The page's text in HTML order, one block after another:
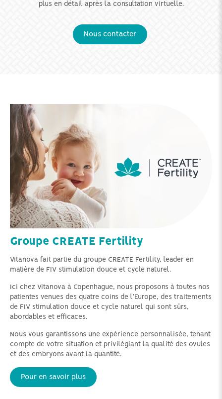
plus en détail après la consultation virtuelle.
Nous contacter
Groupe CREATE Fertility
Vitanova fait partie du groupe CREATE Fertility, leader en
matière de FIV stimulation douce et cycle naturel.
Ici chez Vitanova à Copenhague, nous proposons à toutes nos
patientes venues des quatre coins de l'Europe, des traitements
de FIV stimulation douce et cycle naturel qui sont sûrs,
abordables et efficaces.
Nous vous garantissons une expérience personnalisée, tenant
compte de votre situation et privilégiant la qualité des ovules
et des embryons avant la quantité.
Pour en savoir plus